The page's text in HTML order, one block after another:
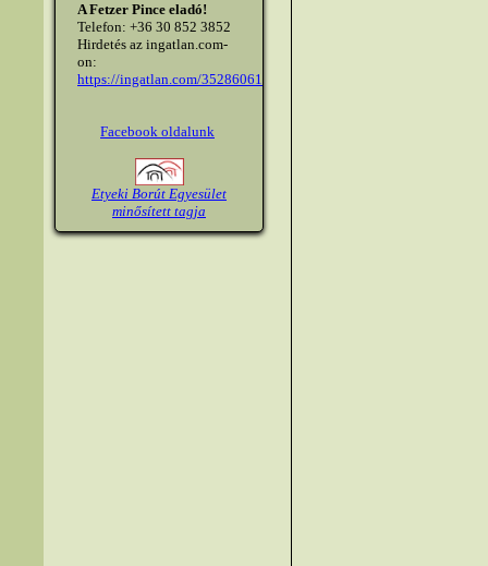
A Fetzer Pince eladó!
Telefon: +36 30 852 3852
Hirdetés az ingatlan.com-
on:
https://ingatlan.com/35286061
Facebook oldalunk
Etyeki Borút Egyesület
minősített tagja